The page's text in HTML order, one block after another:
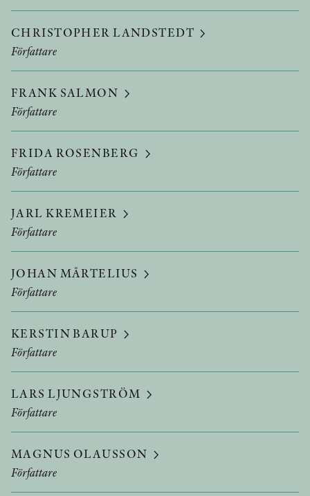
CHRISTOPHER LANDSTEDT
Författare
FRANK SALMON
Författare
FRIDA ROSENBERG
Författare
JARL KREMEIER
Författare
JOHAN MÅRTELIUS
Författare
KERSTIN BARUP
Författare
LARS LJUNGSTRÖM
Författare
MAGNUS OLAUSSON
Författare